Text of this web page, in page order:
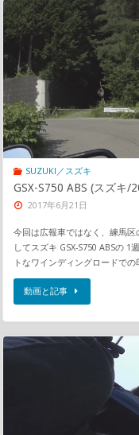
SUZUKI／スズキ
GSX-S750 ABS (スズキ/
2017年6月21日
今回は広報車ではなく、練馬
してスズキ GSX-S750 ABSの
トなワインディングロードで
動画と記事